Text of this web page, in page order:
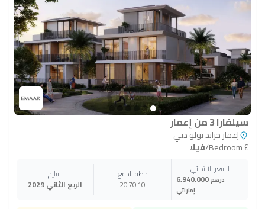
سيلفارا 3 من إعمار
إعمار جراند بولو دبي
٤ Bedroom
/فيلا
السعر الابتدائي
6,940,000 درهم
إماراتي
خطة الدفع
10
70
20
تسليم
الربع الثاني 2029